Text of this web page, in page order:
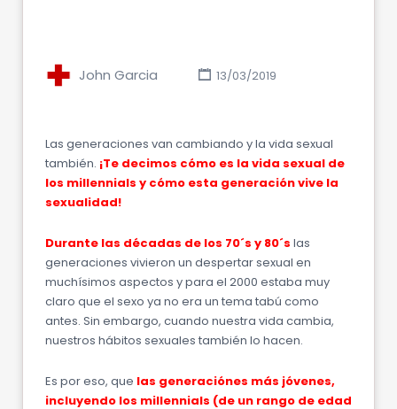
John Garcia 13/03/2019
Las generaciones van cambiando y la vida sexual
también. ¡Te decimos cómo es la vida sexual de
los millennials y cómo esta generación vive la
sexualidad!
Durante las décadas de los 70´s y 80´s las
generaciones vivieron un despertar sexual en
muchísimos aspectos y para el 2000 estaba muy
claro que el sexo ya no era un tema tabú como
antes. Sin embargo, cuando nuestra vida cambia,
nuestros hábitos sexuales también lo hacen.
Es por eso, que las generaciónes más jóvenes,
incluyendo los millennials (de un rango de edad